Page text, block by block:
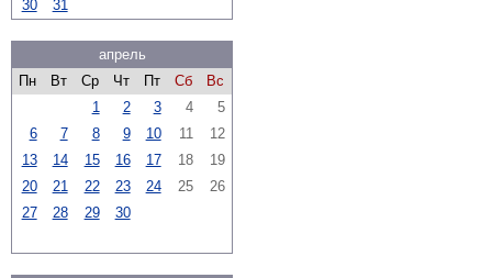
30 31
апрель
Пн
Вт Ср Чт Пт Сб
Вс
1
2 3 4
5
6
7 8 9 10 11
12
13
14 15 16 17 18
19
20
21 22 23 24 25
26
27
28 29 30